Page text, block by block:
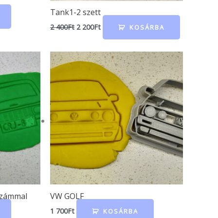
Tank1-2 szett
2 400Ft 2 200Ft KOSÁRBA
VW GOLF
1 700Ft KOSÁRBA